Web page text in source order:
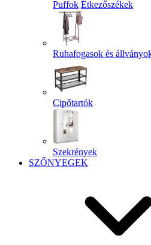
Puffok Étkezőszékek
Ruhafogasok és
Cipőtartók
Szekrények
SZŐNYEGEK